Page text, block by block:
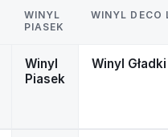
WINYL
PIASEK
WINYL DECO
Winyl
Piasek
Winyl Gładki